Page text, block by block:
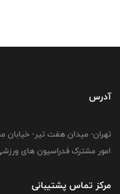
آدرس
امور مشترک فدراسیون های ورزشی-
مرکز تماس پشتیبانی